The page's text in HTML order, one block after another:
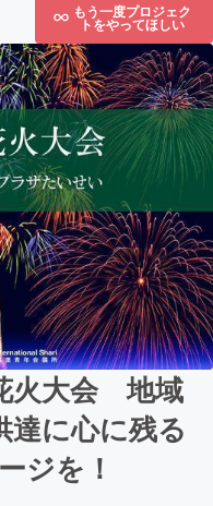
もう一度プロジェク
トをやってほしい
火大会 地域
に心に残る
ジを！